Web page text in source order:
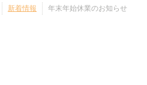
新着情報 年末年始休業のお知らせ